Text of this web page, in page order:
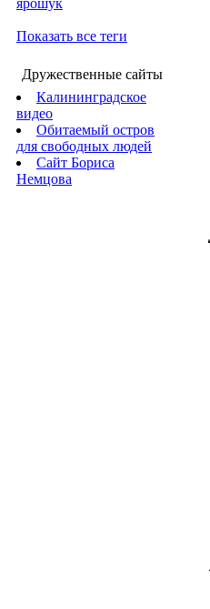
ярошук
Показать все теги
Дружественные сайты
Калининградское
видео
Обитаемый остров
для свободных людей
Сайт Бориса
Немцова